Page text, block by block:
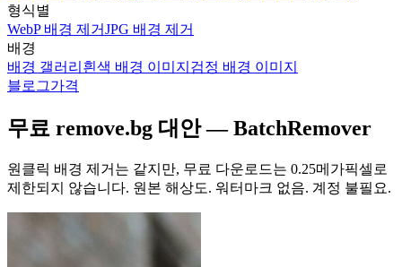
형식별
WebP 배경 제거JPG 배경 제거
배경
배경 갤러리 흰색 배경 이미지 검정 배경 이미지
블로그가격
무료 remove.bg 대안 — BatchRemover
원클릭 배경 제거는 같지만, 무료 다운로드는 0.25메가픽셀로
제한되지 않습니다. 원본 해상도. 워터마크 없음. 계정 불필요.